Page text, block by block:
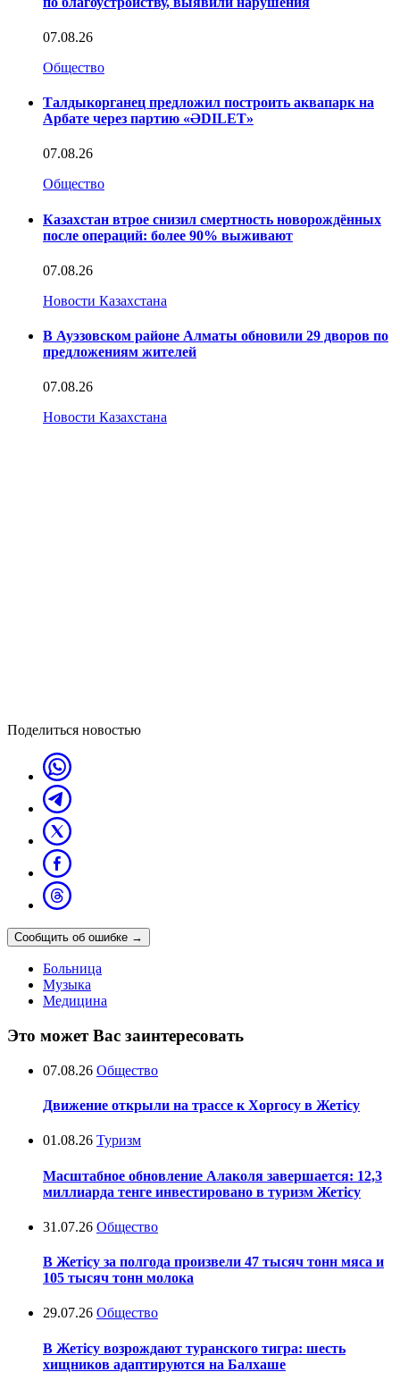
07.08.26
Общество
Талдыкорганец предложил построить аквапарк на
Арбате через партию «ӘDILET»
07.08.26
Общество
Казахстан втрое снизил смертность новорождённых
после операций: более 90% выживают
07.08.26
Новости Казахстана
В Ауэзовском районе Алматы обновили 29 дворов по
предложениям жителей
07.08.26
Новости Казахстана
Поделиться новостью
Сообщить об ошибке →
Больница
Музыка
Медицина
Это может Вас заинтересовать
07.08.26 Общество
Движение открыли на трассе к Хоргосу в Жетісу
01.08.26 Туризм
Масштабное обновление Алаколя завершается: 12,3
миллиарда тенге инвестировано в туризм Жетісу
31.07.26 Общество
В Жетісу за полгода произвели 47 тысяч тонн мяса и
105 тысяч тонн молока
29.07.26 Общество
В Жетісу возрождают туранского тигра: шесть
хищников адаптируются на Балхаше